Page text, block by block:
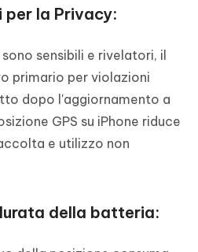
per la Privacy:
sensibili e rivelatori, il
primario per violazioni
dopo l'aggiornamento a
GPS su iPhone riduce
e utilizzo non
della batteria: